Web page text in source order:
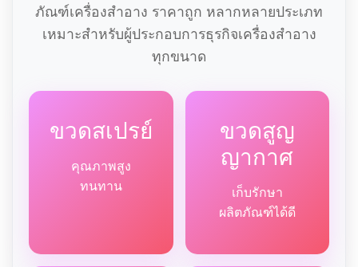
ภัณฑ์เครื่องสำอาง ราคาถูก หลากหลายประเภท
เหมาะสำหรับผู้ประกอบการธุรกิจเครื่องสำอาง
ทุกขนาด
ขวดสเปรย์
คุณภาพสูง
ทนทาน
ขวดสูญ
ญากาศ
เก็บรักษา
ผลิตภัณฑ์ได้ดี